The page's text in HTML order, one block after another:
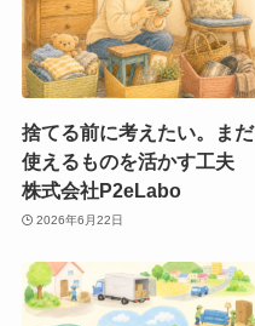
捨てる前に考えたい。まだ
使えるものを活かす工夫
株式会社P2eLabo
2026年6月22日